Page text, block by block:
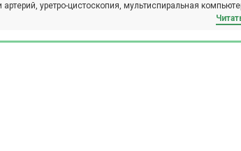
уретро-цистоскопия, мультиспиральная
Лаборатория, позволяющая проводить исследования:
лечение и имплантация зубов любой сложности в